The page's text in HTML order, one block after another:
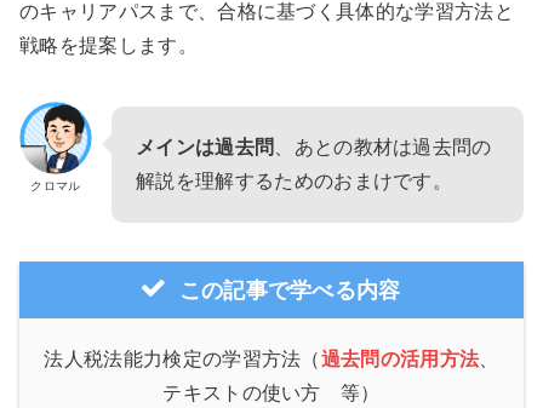
のキャリアパスまで、合格に基づく具体的な学習方法と
戦略を提案します。
クロマル
メインは過去問
、あとの教材は過去問の
解説を理解するためのおまけです。
この記事で学べる内容
法人税法能力検定の学習方法（過去問の活用方法、
テキストの使い方 等）